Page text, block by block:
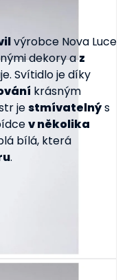
výrobce Nova Luce
dekory az
Svítidlo je díky
krásným
jestmívatelnýs
v několika
bílá, která
.